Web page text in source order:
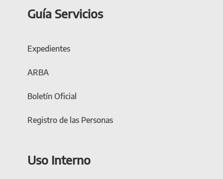
Guía Servicios
Expedientes
ARBA
Boletín Oficial
Registro de las Personas
Uso Interno